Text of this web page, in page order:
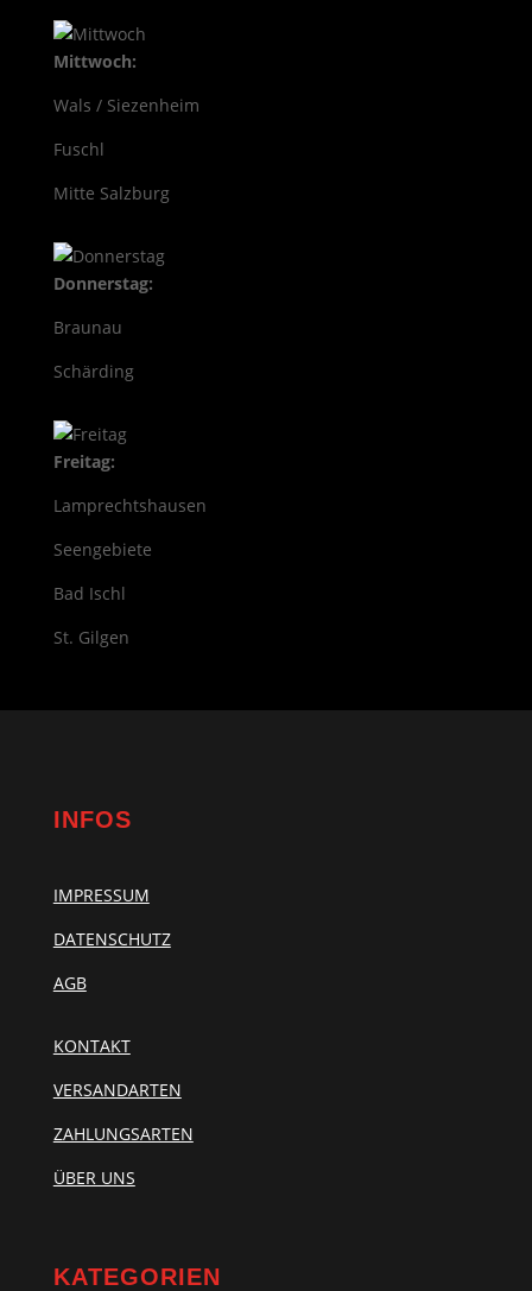
Mittwoch:
Wals / Siezenheim
Fuschl
Mitte Salzburg
Donnerstag:
Braunau
Schärding
Freitag:
Lamprechtshausen
Seengebiete
Bad Ischl
St. Gilgen
INFOS
IMPRESSUM
DATENSCHUTZ
AGB
KONTAKT
VERSANDARTEN
ZAHLUNGSARTEN
ÜBER UNS
KATEGORIEN